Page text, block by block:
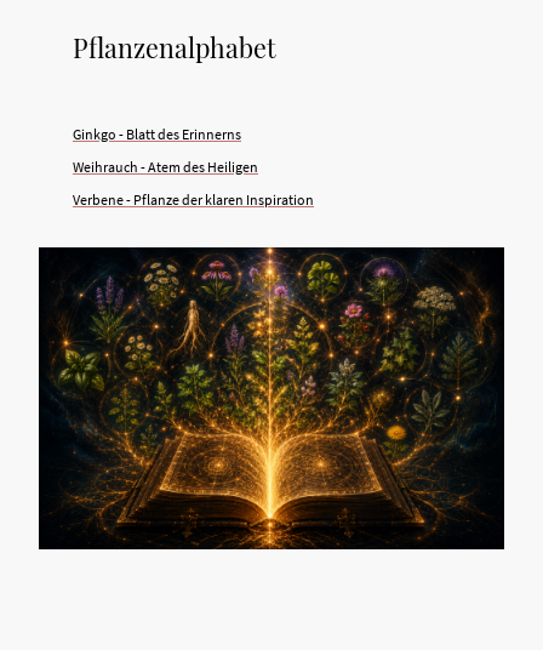
Pflanzenalphabet
Ginkgo - Blatt des Erinnerns
Weihrauch - Atem des Heiligen
Verbene - Pflanze der klaren Inspiration